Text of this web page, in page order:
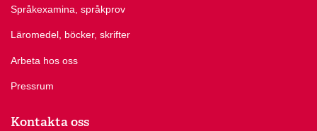
Språkexamina, språkprov
Läromedel, böcker, skrifter
Arbeta hos oss
Pressrum
Kontakta oss